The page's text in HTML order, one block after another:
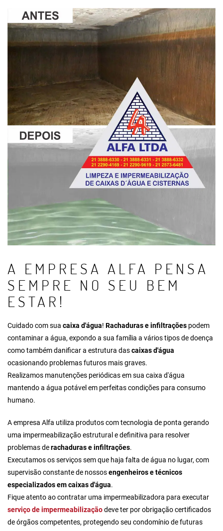
A EMPRESA ALFA PENSA
SEMPRE NO SEU BEM
ESTAR!
Cuidado com sua caixa d'água! Rachaduras e infiltrações podem
contaminar a água, expondo a sua família a vários tipos de doença
como também danificar a estrutura dascaixas d'água
ocasionando problemas futuros mais graves.
Realizamos manutenções periódicas em sua caixa d'água
mantendo a água potável em perfeitas condições para consumo
humano.
A empresa Alfa utiliza produtos com tecnologia de ponta gerando
uma impermeabilização estrutural e definitiva para resolver
problemas derachaduras e infiltrações.
Executamos os serviços sem que haja falta de água no lugar, com
supervisão constante de nossosengenheiros e técnicos
especializados em caixas d'água.
Fique atento aocontratar uma impermeabilizadora para executar
serviço de impermeabilizaçãodeve ter por obrigação certificados
de órgãos competentes, protegendo seu condomínio de futuras